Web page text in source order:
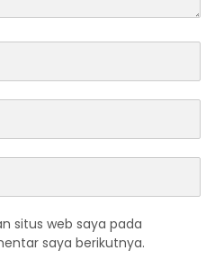
situs web saya pada
saya berikutnya.